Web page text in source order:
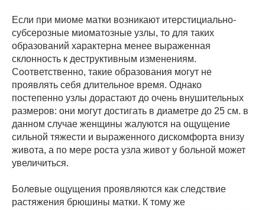
Если при миоме матки возникают итерстициально-
субсерозные миоматозные узлы, то для таких
образований характерна менее выраженная
склонность к деструктивным изменениям.
Соответственно, такие образования могут не
проявлять себя длительное время. Однако
постепенно узлы дорастают до очень внушительных
размеров: они могут достигать в диаметре до 25 см. в
данном случае женщины жалуются на ощущение
сильной тяжести и выраженного дискомфорта внизу
живота, а по мере роста узла живот у больной может
увеличиться.
Болевые ощущения проявляются как следствие
растяжения брюшины матки. К тому же